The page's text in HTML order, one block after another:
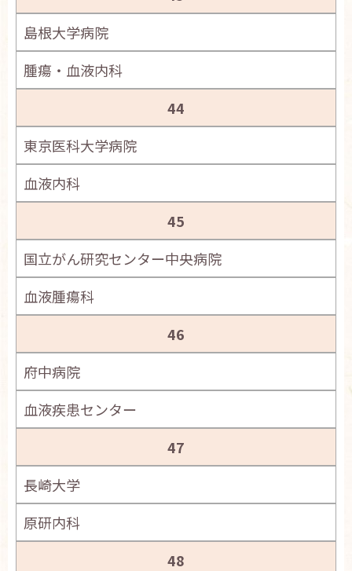
島根大学病院
腫瘍・血液内科
44
東京医科大学病院
血液内科
45
国立がん研究センター中央病院
血液腫瘍科
46
府中病院
血液疾患センター
47
長崎大学
原研内科
48